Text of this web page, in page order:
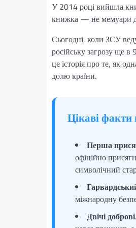
У 2014 році вийшла
книжка — не мемуари
Сьогодні, коли ЗСУ
російську загрозу ще
це історія про те, як
долю країни.
Цікаві
Перша
офіційно
символічний
міжнародну
Двічі